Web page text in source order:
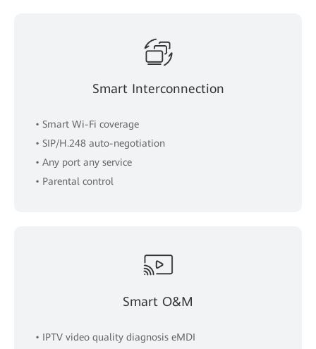
Smart Interconnection
• Smart Wi-Fi coverage
• SIP/H.248 auto-negotiation
• Any port any service
• Parental control
Smart O&M
• IPTV video quality diagnosis eMDI